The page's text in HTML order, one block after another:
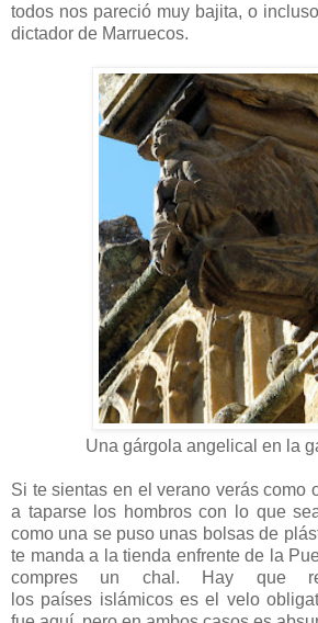
todos nos pareció muy bajita, o
dictador de Marruecos.
Una gárgola angelical en la
Si te sientas en el verano verás como
a taparse los hombros con lo que
como una se puso unas bolsas de
te manda a la tienda enfrente de la
compres un chal. Hay que
los países islámicos es el velo